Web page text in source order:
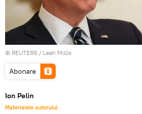
© REUTERS / Leah Millis
Abonare
Ion Pelin
Materialele autorului